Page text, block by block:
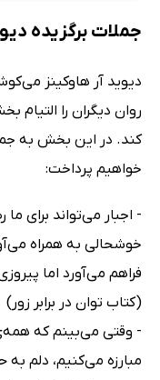
جملات برگزیده
دیوید آر هاوکینز
روان دیگران را التیام
کند. در این بخش به
خواهیم پرداخت:
- اجبار می‌تواند برای
خوشحالی به همراه
فراهم می‌آورد اما
(کتاب توان در برابر زور)
- وقتی می‌بینم که
مبارزه می‌کنیم، دلم